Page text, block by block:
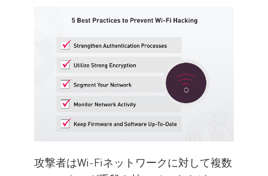
攻撃者はWi-Fiネットワークに対して複数